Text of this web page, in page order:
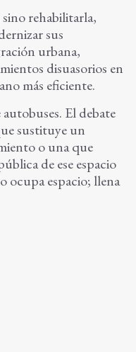
rehabilitarla,
sus
urbana,
disuasorios en
más eficiente.
El debate
sustituye un
o una que
de ese espacio
ocupa espacio; llena